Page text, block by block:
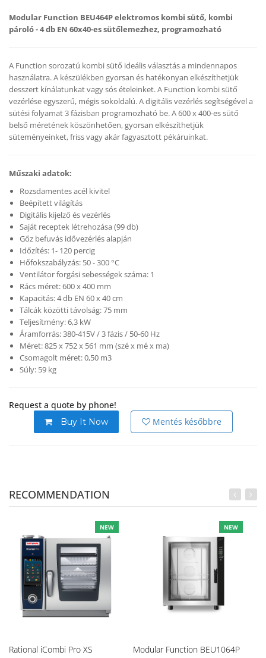
Modular Function BEU464P elektromos kombi sütő, kombi
pároló - 4 db EN 60x40-es sütőlemezhez, programozható
A Function sorozatú kombi sütő ideális választás a mindennapos
használatra. A készülékben gyorsan és hatékonyan elkészíthetjük
desszert kínálatunkat vagy sós ételeinket. A Function kombi sütő
vezérlése egyszerű, mégis sokoldalú. A digitális vezérlés segítségével a
sütési folyamat 3 fázisban programozható be. A 600 x 400-es sütő
belső méretének köszönhetően, gyorsan elkészíthetjük
süteményeinket, friss vagy akár fagyasztott pékáruinkat.
Műszaki adatok:
Rozsdamentes acél kivitel
Beépített világítás
Digitális kijelző és vezérlés
Saját receptek létrehozása (99 db)
Gőz befuvás idővezérlés alapján
Időzítés: 1- 120 percig
Hőfokszabályzás: 50 - 300 °C
Ventilátor forgási sebességek száma: 1
Rács méret: 600 x 400 mm
Kapacitás: 4 db EN 60 x 40 cm
Tálcák közötti távolság: 75 mm
Teljesítmény: 6,3 kW
Áramforrás: 380-415V / 3 fázis / 50-60 Hz
Méret: 825 x 752 x 561 mm (szé x mé x ma)
Csomagolt méret: 0,50 m3
Súly: 59 kg
Request a quote by phone!
Buy It Now Mentés későbbre
RECOMMENDATION
NEW
Rational iCombi Pro XS
NEW
Modular Function BEU1064P